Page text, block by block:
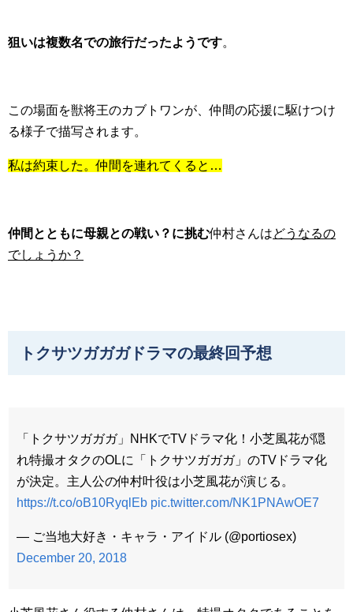
狙いは複数名での旅行だったようです。
この場面を獣将王のカブトワンが、仲間の応援に駆けつけ
る様子で描写されます。
私は約束した。仲間を連れてくると…
仲間とともに母親との戦い？に挑む仲村さんはどうなるの
でしょうか？
トクサツガガガドラマの最終回予想
「トクサツガガガ」NHKでTVドラマ化！小芝風花が隠
れ特撮オタクのOLに「トクサツガガガ」のTVドラマ化
が決定。主人公の仲村叶役は小芝風花が演じる。
https://t.co/oB10RyqlEb pic.twitter.com/NK1PNAwOE7
— ご当地大好き・キャラ・アイドル (@portiosex)
December 20, 2018